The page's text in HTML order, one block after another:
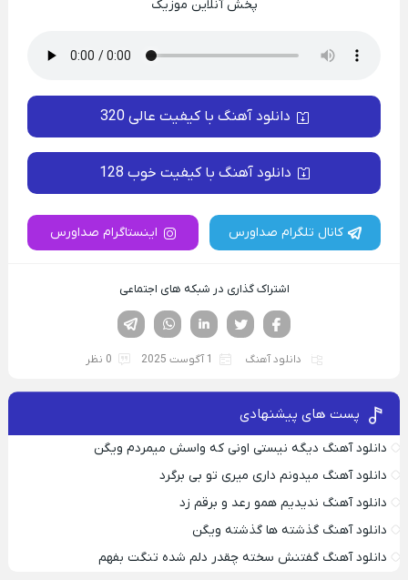
پخش آنلاین موزیک
دانلود آهنگ با کیفیت عالی 320
دانلود آهنگ با کیفیت خوب 128
کانال تلگرام صداورس اینستاگرام صداورس
اشتراک گذاری در شبکه های اجتماعی
لینکدین تویتر
فیسوک
دانلود آهنگ 1 آگوست 2025 0 نظر
پست های پیشنهادی
دانلود آهنگ دیگه نیستی اونی که واسش میمردم ویگن
دانلود آهنگ میدونم داری میری تو بی برگرد
دانلود آهنگ ندیدیم همو رعد و برقم زد
دانلود آهنگ گذشته ها گذشته ویگن
دانلود آهنگ گفتنش سخته چقدر دلم شده تنگت بفهم